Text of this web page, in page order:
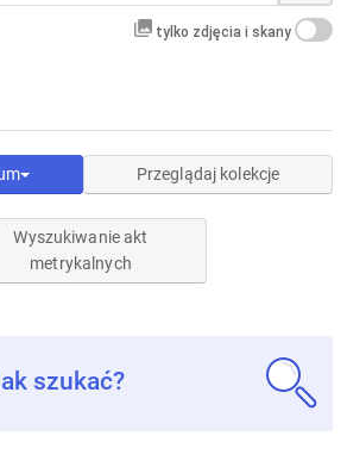
tylko zdjęcia i skany
Przeglądaj kolekcje
Wyszukiwanie akt
metrykalnych
szukać?